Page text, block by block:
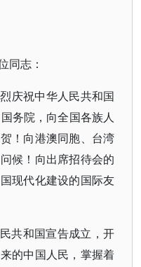
同志：
庆祝中华人民共和国
务院，向全国各族人
！向港澳同胞、台湾
候！向出席招待会的
现代化建设的国际友
共和国宣告成立，开
的中国人民，掌握着